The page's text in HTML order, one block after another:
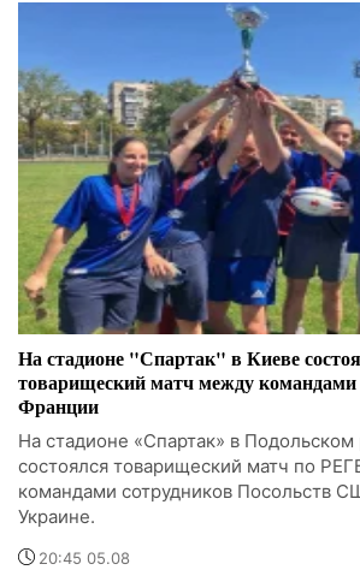
На стадионе "Спартак" в Киеве
товарищеский матч между
Франции
На стадионе «Спартак» в
состоялся товарищеский матч по
командами сотрудников Посольств
Украине.
20:45 05.08